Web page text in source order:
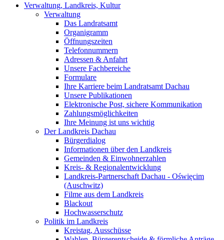
Verwaltung, Landkreis, Kultur
Verwaltung
Das Landratsamt
Organigramm
Öffnungszeiten
Telefonnummern
Adressen & Anfahrt
Unsere Fachbereiche
Formulare
Ihre Karriere beim Landratsamt Dachau
Unsere Publikationen
Elektronische Post, sichere Kommunikation
Zahlungsmöglichkeiten
Ihre Meinung ist uns wichtig
Der Landkreis Dachau
Bürgerdialog
Informationen über den Landkreis
Gemeinden & Einwohnerzahlen
Kreis- & Regionalentwicklung
Landkreis-Partnerschaft Dachau - Oświęcim
(Auschwitz)
Filme aus dem Landkreis
Blackout
Hochwasserschutz
Politik im Landkreis
Kreistag, Ausschüsse